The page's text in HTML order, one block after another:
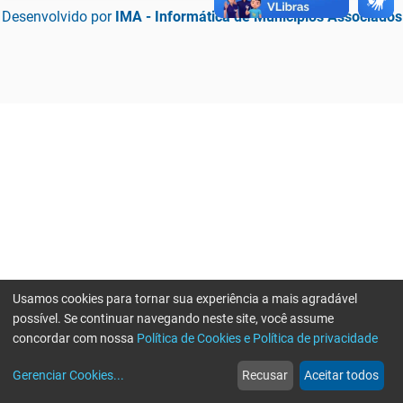
Desenvolvido por IMA - Informática de Municípios Associados
web
Notícias
more_horiz
Mais
Usamos cookies para tornar sua experiência a mais agradável
possível. Se continuar navegando neste site, você assume
concordar com nossa Política de Cookies e Política de privacidade
Gerenciar Cookies... Recusar Aceitar todos
Erro ao enviar informações, por favor tente novamente